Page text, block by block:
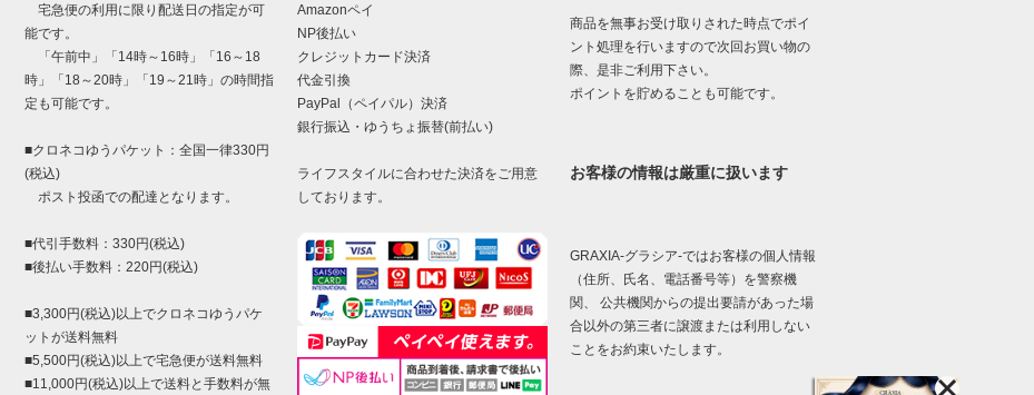
宅急便の利用に限り配送日の指定が可
能です。
「午前中」「14時～16時」「16～18
時」「18～20時」「19～21時」の時間指
定も可能です。
■クロネコゆうパケット：全国一律330円
(税込)
ポスト投函での配達となります。
■代引手数料：330円(税込)
■後払い手数料：220円(税込)
■3,300円(税込)以上でクロネコゆうパケ
ットが送料無料
■5,500円(税込)以上で宅急便が送料無料
■11,000円(税込)以上で送料と手数料が無
Amazonペイ
NP後払い
クレジットカード決済
代金引換
PayPal（ペイパル）決済
銀行振込・ゆうちょ振替(前払い)
ライフスタイルに合わせた決済をご用意
しております。
商品を無事お受け取りされた時点でポイ
ント処理を行いますので次回お買い物の
際、是非ご利用下さい。
ポイントを貯めることも可能です。
お客様の情報は厳重に扱います
GRAXIA-グラシア-ではお客様の個人情報
（住所、氏名、電話番号等）を警察機
関、 公共機関からの提出要請があった場
合以外の第三者に譲渡または利用しない
ことをお約束いたします。